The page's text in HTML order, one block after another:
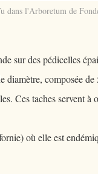
dans l'Arboretum de
sur des pédicelles
composée
Ces taches servent
où elle est